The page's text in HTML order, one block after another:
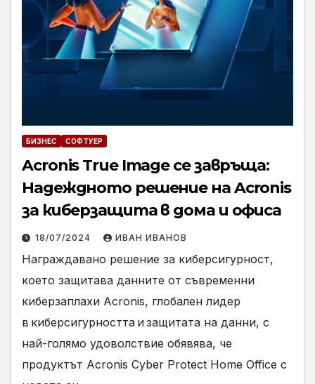
БИЗНЕС СОФТУЕР
Acronis True Image се завръща:
Надеждното решение на Acronis
за киберзащита в дома и офиса
18/07/2024 ИВАН ИВАНОВ
Награждавано решение за киберсигурност,
което защитава данните от съвременни
киберзаплахи Acronis, глобален лидер
в киберсигурността и защитата на данни, с
най-голямо удоволствие обявява, че
продуктът Acronis Cyber Protect Home Office с